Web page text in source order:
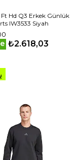
Ft Hd Q3 Erkek Günlük
IW3533 Siyah
₺2.618,03